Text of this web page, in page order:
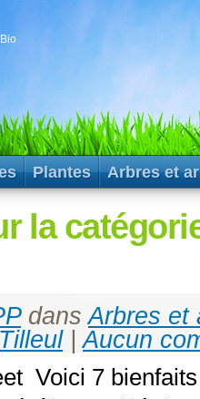
Plantes
Arbres et
la
dansArbres et
Tilleul|Aucun
Voici 7